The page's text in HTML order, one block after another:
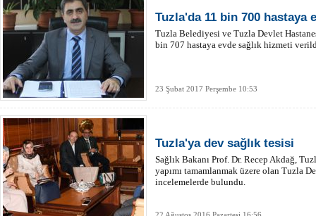
Tuzla'da 11 bin 700 hastaya
Tuzla Belediyesi ve Tuzla Devlet
bin 707 hastaya evde sağlık hizmeti
23 Şubat 2017 Perşembe 10:53
Tuzla'ya dev sağlık tesisi
Sağlık Bakanı Prof. Dr. Recep Akdağ,
yapımı tamamlanmak üzere olan Tuzla
incelemelerde bulundu.